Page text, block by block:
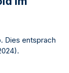
Dies entsprach